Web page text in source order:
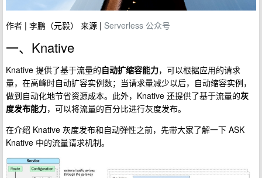
作者 | 李鹏（元毅） 来源 | Serverless 公众号
一、Knative
Knative 提供了基于流量的自动扩缩容能力，可以根据应用的请求
量，在高峰时自动扩容实例数；当请求量减少以后，自动缩容实例，
做到自动化地节省资源成本。此外，Knative 还提供了基于流量的灰
度发布能力，可以将流量的百分比进行灰度发布。
在介绍 Knative 灰度发布和自动弹性之前，先带大家了解一下 ASK
Knative 中的流量请求机制。